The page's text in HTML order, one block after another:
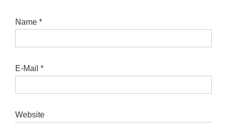
Name *
E-Mail *
Website